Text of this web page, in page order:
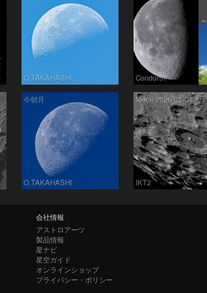
O.TAKAHASHI Condor57
今朝月
O.TAKAHASHI
Moon 2026-08-04
IKT2
会社情報
アストロアーツ
製品情報
星ナビ
星空ガイド
オンラインショップ
プライバシー・ポリシー